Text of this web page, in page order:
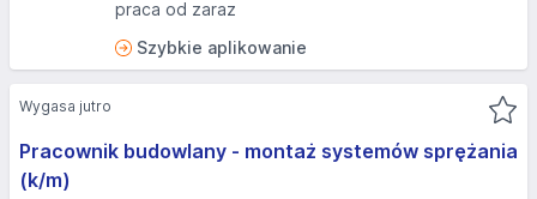
praca od zaraz
Szybkie aplikowanie
Pracownik budowlany - montaż systemów sprężania
(k/m)
Wygasa jutro